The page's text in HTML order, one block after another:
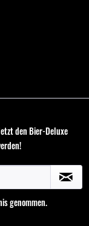
den Bier-Deluxe
genommen.